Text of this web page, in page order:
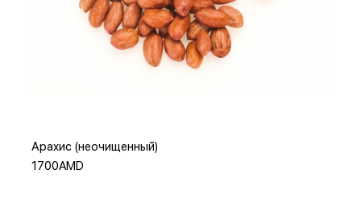
Арахис (неочищенный)
1700AMD